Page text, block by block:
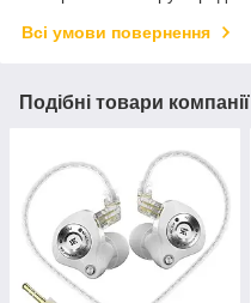
Всі умови повернення
Подібні товари компанії